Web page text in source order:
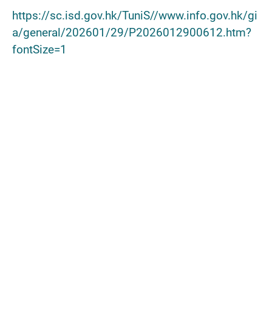
https://sc.isd.gov.hk/TuniS//www.info.gov.hk/gi
a/general/202601/29/P2026012900612.htm?
fontSize=1